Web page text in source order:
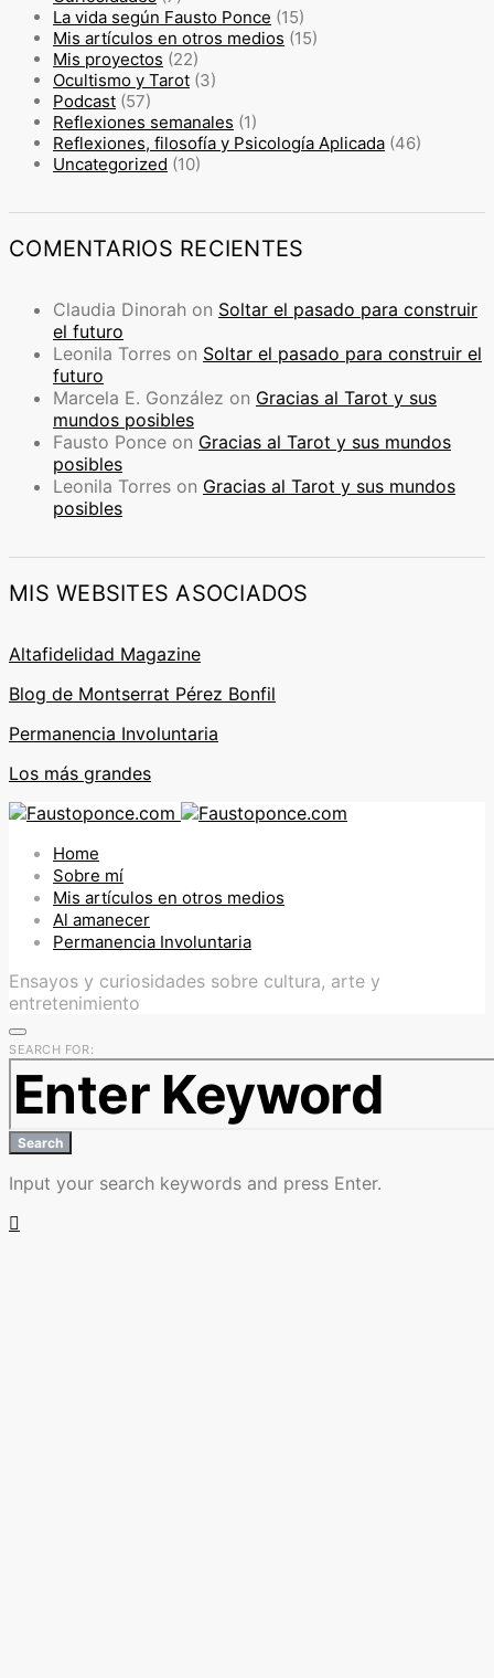
La vida según Fausto Ponce (15)
Mis artículos en otros medios (15)
Mis proyectos (22)
Ocultismo y Tarot (3)
Podcast (57)
Reflexiones semanales (1)
Reflexiones, filosofía y Psicología Aplicada (46)
Uncategorized (10)
COMENTARIOS RECIENTES
Claudia Dinorah on Soltar el pasado para construir
el futuro
Leonila Torres on Soltar el pasado para construir el
futuro
Marcela E. González on Gracias al Tarot y sus
mundos posibles
Fausto Ponce on Gracias al Tarot y sus mundos
posibles
Leonila Torres on Gracias al Tarot y sus mundos
posibles
MIS WEBSITES ASOCIADOS
Altafidelidad Magazine
Blog de Montserrat Pérez Bonfil
Permanencia Involuntaria
Los más grandes
Home
Sobre mí
Mis artículos en otros medios
Al amanecer
Permanencia Involuntaria
Ensayos y curiosidades sobre cultura, arte y
entretenimiento
SEARCH FOR:
Search
Input your search keywords and press Enter.